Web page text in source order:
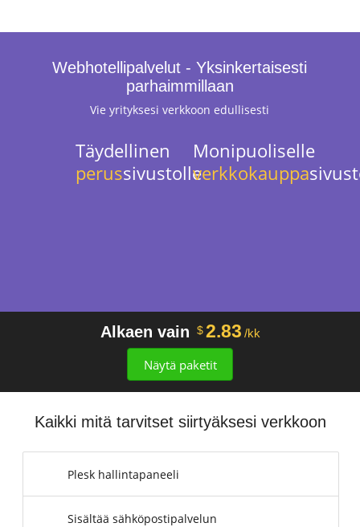
Webhotellipalvelut - Yksinkertaisesti
parhaimmillaan
Vie yrityksesi verkkoon edullisesti
Täydellinen
perussivustolle
Monipuoliselle
verkkokauppa
Alkaen vain $ 2.83 /kk
Näytä paketit
Kaikki mitä tarvitset siirtyäksesi verkkoon
Plesk hallintapaneeli
Sisältää sähköpostipalvelun